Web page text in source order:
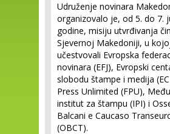
Udruženje novinara
organizovalo je, od 5. do 7.
godine, misiju utvrđivanja
Sjevernoj Makedoniji, u
učestvovali Evropska
novinara (EFJ), Evropski
slobodu štampe i medija
Press Unlimited (FPU),
institut za štampu (IPI) i
Balcani e Caucaso
(OBCT).